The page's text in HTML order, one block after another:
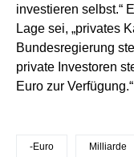
investieren selbst.“
Lage sei, „privates
Bundesregierung
private Investoren
Euro zur Verfügung.“
-Euro Milliarde